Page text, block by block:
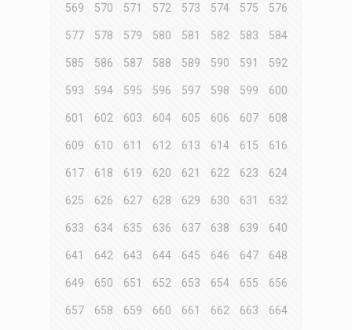
569 570 571 572 573 574 575 576
577 578 579 580 581 582 583 584
585 586 587 588 589 590 591 592
593 594 595 596 597 598 599 600
601 602 603 604 605 606 607 608
609 610 611 612 613 614 615 616
617 618 619 620 621 622 623 624
625 626 627 628 629 630 631 632
633 634 635 636 637 638 639 640
641 642 643 644 645 646 647 648
649 650 651 652 653 654 655 656
657 658 659 660 661 662 663 664